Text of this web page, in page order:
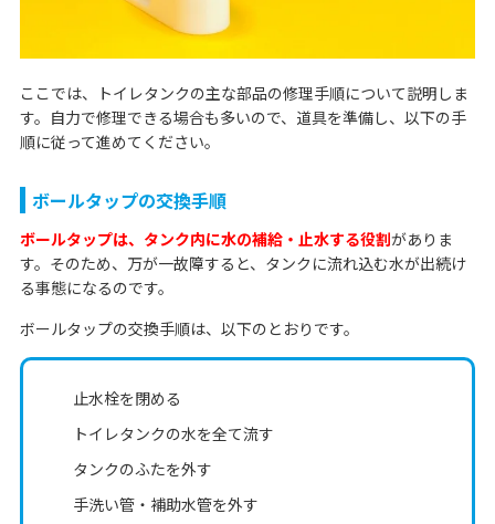
ここでは、トイレタンクの主な部品の修理手順について説明しま
す。自力で修理できる場合も多いので、道具を準備し、以下の手
順に従って進めてください。
ボールタップの交換手順
ボールタップは、タンク内に水の補給・止水する役割がありま
す。そのため、万が一故障すると、タンクに流れ込む水が出続け
る事態になるのです。
ボールタップの交換手順は、以下のとおりです。
止水栓を閉める
トイレタンクの水を全て流す
タンクのふたを外す
手洗い管・補助水管を外す